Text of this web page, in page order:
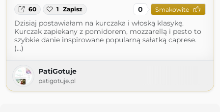
60 1 Zapisz 0 Smakowite
Dzisiaj postawiałam na kurczaka i włoską klasykę.
Kurczak zapiekany z pomidorem, mozzarellą i pesto to
szybkie danie inspirowane popularną sałatką caprese.
(...)
PatiGotuje
patigotuje.pl